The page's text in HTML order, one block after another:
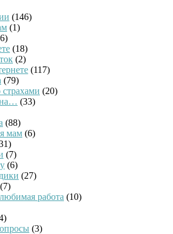
(146)
(1)
(18)
(2)
(117)
(79)
страхами (20)
на… (33)
(88)
мам (6)
(7)
(6)
(27)
(7)
работа (10)
(3)